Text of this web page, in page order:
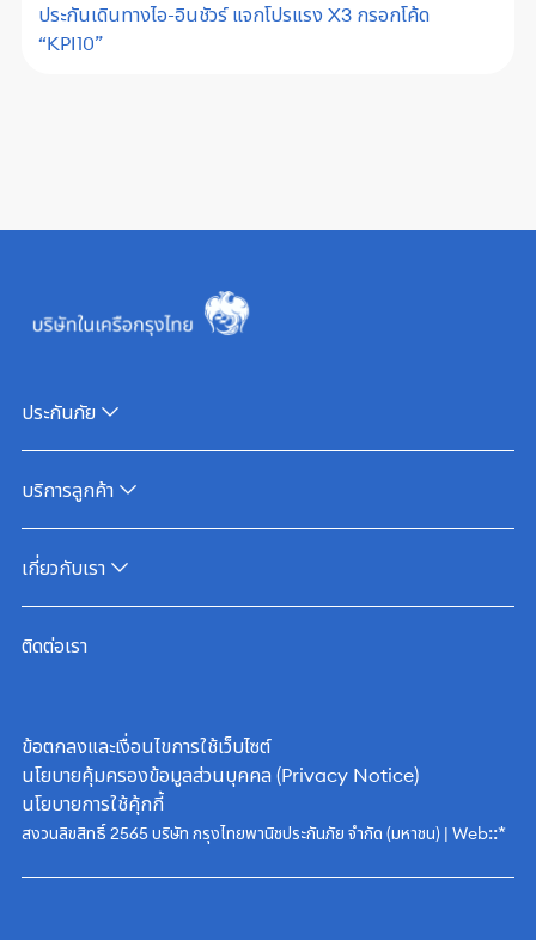
ประกันเดินทางไอ-อินชัวร์ แจกโปรแรง X3 กรอกโค้ด
“KPI10”
ประกันภัย
บริการลูกค้า
เกี่ยวกับเรา
ติดต่อเรา
ข้อตกลงและเงื่อนไขการใช้เว็บไซต์
นโยบายคุ้มครองข้อมูลส่วนบุคคล (Privacy Notice)
นโยบายการใช้คุ้กกี้
สงวนลิขสิทธิ์ 2565 บริษัท กรุงไทยพานิชประกันภัย จำกัด (มหาชน) | Web::*